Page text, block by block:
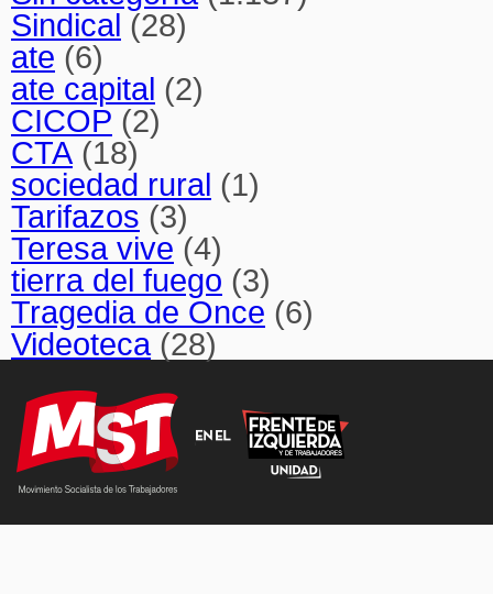
Sindical (28)
ate (6)
ate capital (2)
CICOP (2)
CTA (18)
sociedad rural (1)
Tarifazos (3)
Teresa vive (4)
tierra del fuego (3)
Tragedia de Once (6)
Videoteca(28)